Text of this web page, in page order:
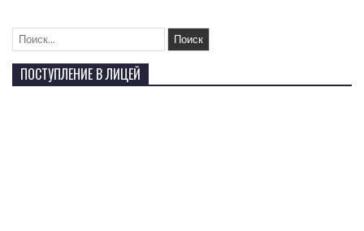
ПОСТУПЛЕНИЕ В ЛИЦЕЙ